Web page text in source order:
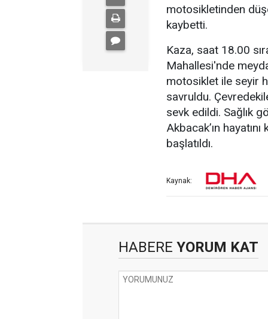
motosikletinden
kaybetti.
Kaza, saat 18.00
Mahallesi'nde
motosiklet ile seyir
savruldu.
sevk edildi. Sağlık
Akbacak’ın
başlatıldı.
Kaynak:
HABERE YORUM KAT